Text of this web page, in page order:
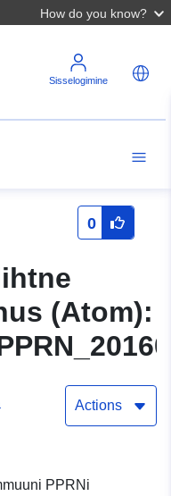
How do you know?
Sisselogimine
0
(Atom):
Actions
PPRNi